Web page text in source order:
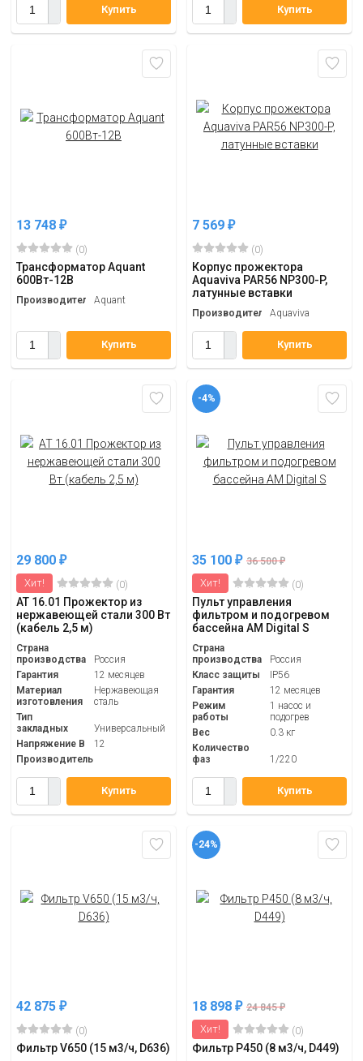
Купить Купить
13 748 ₽
(0)
Трансформатор Aquant
600Вт-12В
Производитель Aquant
Купить
7 569 ₽
(0)
Корпус прожектора
Aquaviva PAR56 NP300-P,
латунные вставки
Производитель Aquaviva
Купить
29 800 ₽
Хит! (0)
АТ 16.01 Прожектор из
нержавеющей стали 300 Вт
(кабель 2,5 м)
Страна
производства
Россия
Гарантия
12 месяцев
Материал
изготовления
Нержавеющая
сталь
Тип
закладных
Универсальный
Напряжение В
12
Производитель
Купить
-4%
35 100 ₽ 36 500₽
Хит! (0)
Пульт управления
фильтром и подогревом
бассейна АМ Digital S
Страна
производства
Россия
Класс защиты
IP56
Гарантия
12 месяцев
Режим
работы
1 насос и
подогрев
Вес
0.3 кг
Количество
фаз
1/220
Купить
42 875 ₽
(0)
Фильтр V650 (15 м3/ч, D636)
-24%
18 898 ₽ 24 845₽
Хит! (0)
Фильтр P450 (8 м3/ч, D449)